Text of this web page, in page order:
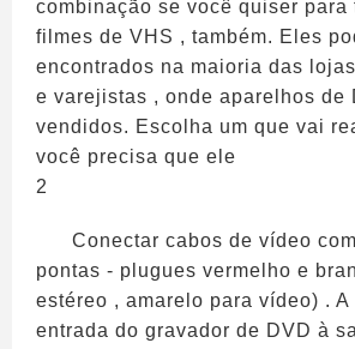
combinação se você quiser para
filmes de VHS , também. Eles
encontrados na maioria das
e varejistas , onde aparelhos de
vendidos. Escolha um que vai
você precisa que ele
2
Conectar cabos de vídeo
pontas - plugues vermelho e
estéreo , amarelo para vídeo) . A
entrada do gravador de DVD à